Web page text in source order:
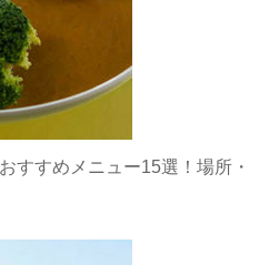
すすめメニュー15選！場所・